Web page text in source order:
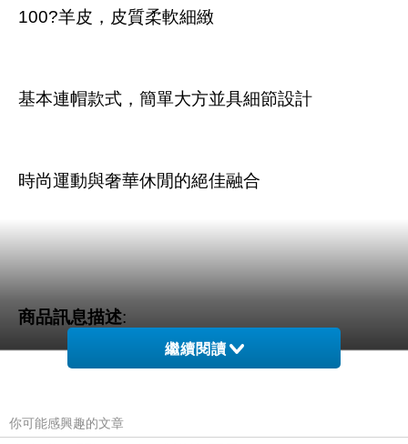
100?羊皮，皮質柔軟細緻
基本連帽款式，簡單大方並具細節設計
時尚運動與奢華休閒的絕佳融合
商品訊息描述:
LAVENLITO 奢華休閒連帽小羊皮皮衣
繼續閱讀
你可能感興趣的文章